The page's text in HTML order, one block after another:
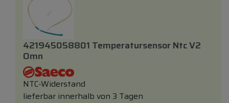
421945058801 Temperatursensor Ntc V2
Omn
NTC-Widerstand
lieferbar innerhalb von 3 Tagen